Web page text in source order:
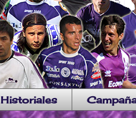
Historiales